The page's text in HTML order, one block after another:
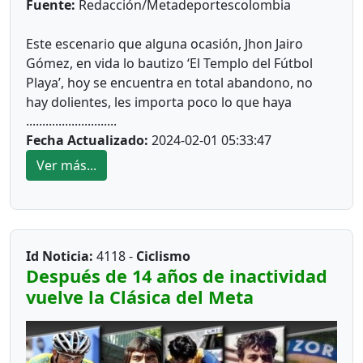
En las oficinas del Imder hay 180 clubes inscritos,
de los cuales fueron habilitados para votar 92. En
consecuencia, Jorge Hernández recibió 61 votos,
mientras Jhon Ardila obtuvo 21.
Video
propuestas que estará presentado para
reivindicar el deporte aficionado por medio de los
organismos deportivos.
Fuente: Redacción/Metadeportescolombia
Este escenario que alguna ocasión, Jhon Jairo
Gómez, en vida lo bautizo ‘El Templo del Fútbol
Playa’, hoy se encuentra en total abandono, no
hay dolientes, les importa poco lo que haya
sucedido allí. Su blanca y fina arena es utilizada
para pasear los perros, los arcos desaparecieron,
el enmallado gran parte del mismo ha sido
robado.
No sabemos a quién le corresponde atender y
reparar este escenario que en múltiples ocasiones
fue utilizado para la preparación de la Selección
Meta, campeona en varias oportunidades de
eventos nacionales o de la Selección Colombia,
que fue concentrada aquí y que tuvo recordados
............................
Fecha Actualizado: 2024-02-01 05:33:47
Ver más...
Id Noticia: 4118 - Ciclismo
Después de 14 años de inactividad
vuelve la Clásica del Meta